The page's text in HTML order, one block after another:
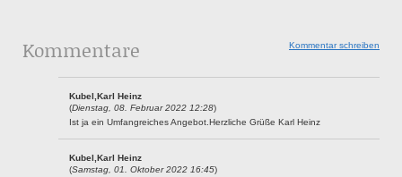
Kommentar schreiben
Kommentare
Kubel,Karl Heinz
(Dienstag, 08. Februar 2022 12:28)
Ist ja ein Umfangreiches Angebot.Herzliche Grüße Karl Heinz
Kubel,Karl Heinz
(Samstag, 01. Oktober 2022 16:45)